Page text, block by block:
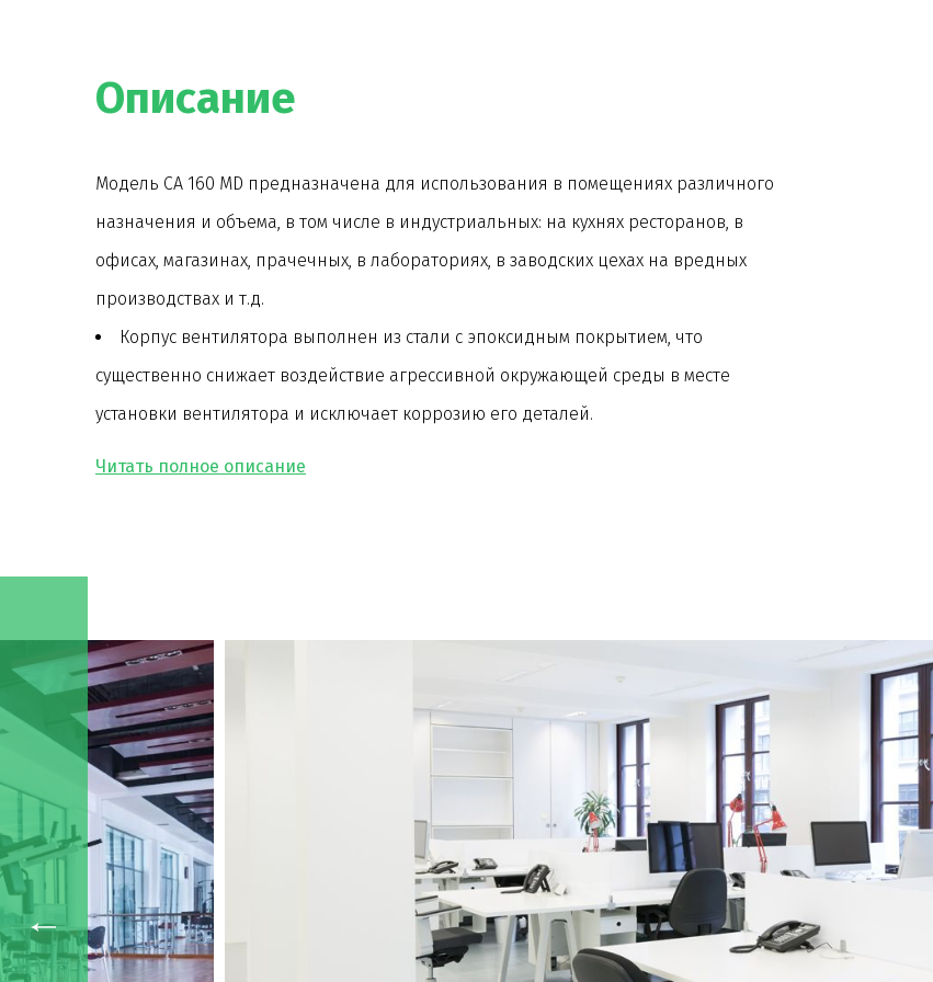
Описание
Модель CA 160 MD предназначена для использования в помещениях различного
назначения и объема, в том числе в индустриальных: на кухнях ресторанов, в
офисах, магазинах, прачечных, в лабораториях, в заводских цехах на вредных
производствах и т.д.
Корпус вентилятора выполнен из стали с эпоксидным покрытием, что
существенно снижает воздействие агрессивной окружающей среды в месте
установки вентилятора и исключает коррозию его деталей.
Вентилятор комплектуется монтажными кронштейнами.